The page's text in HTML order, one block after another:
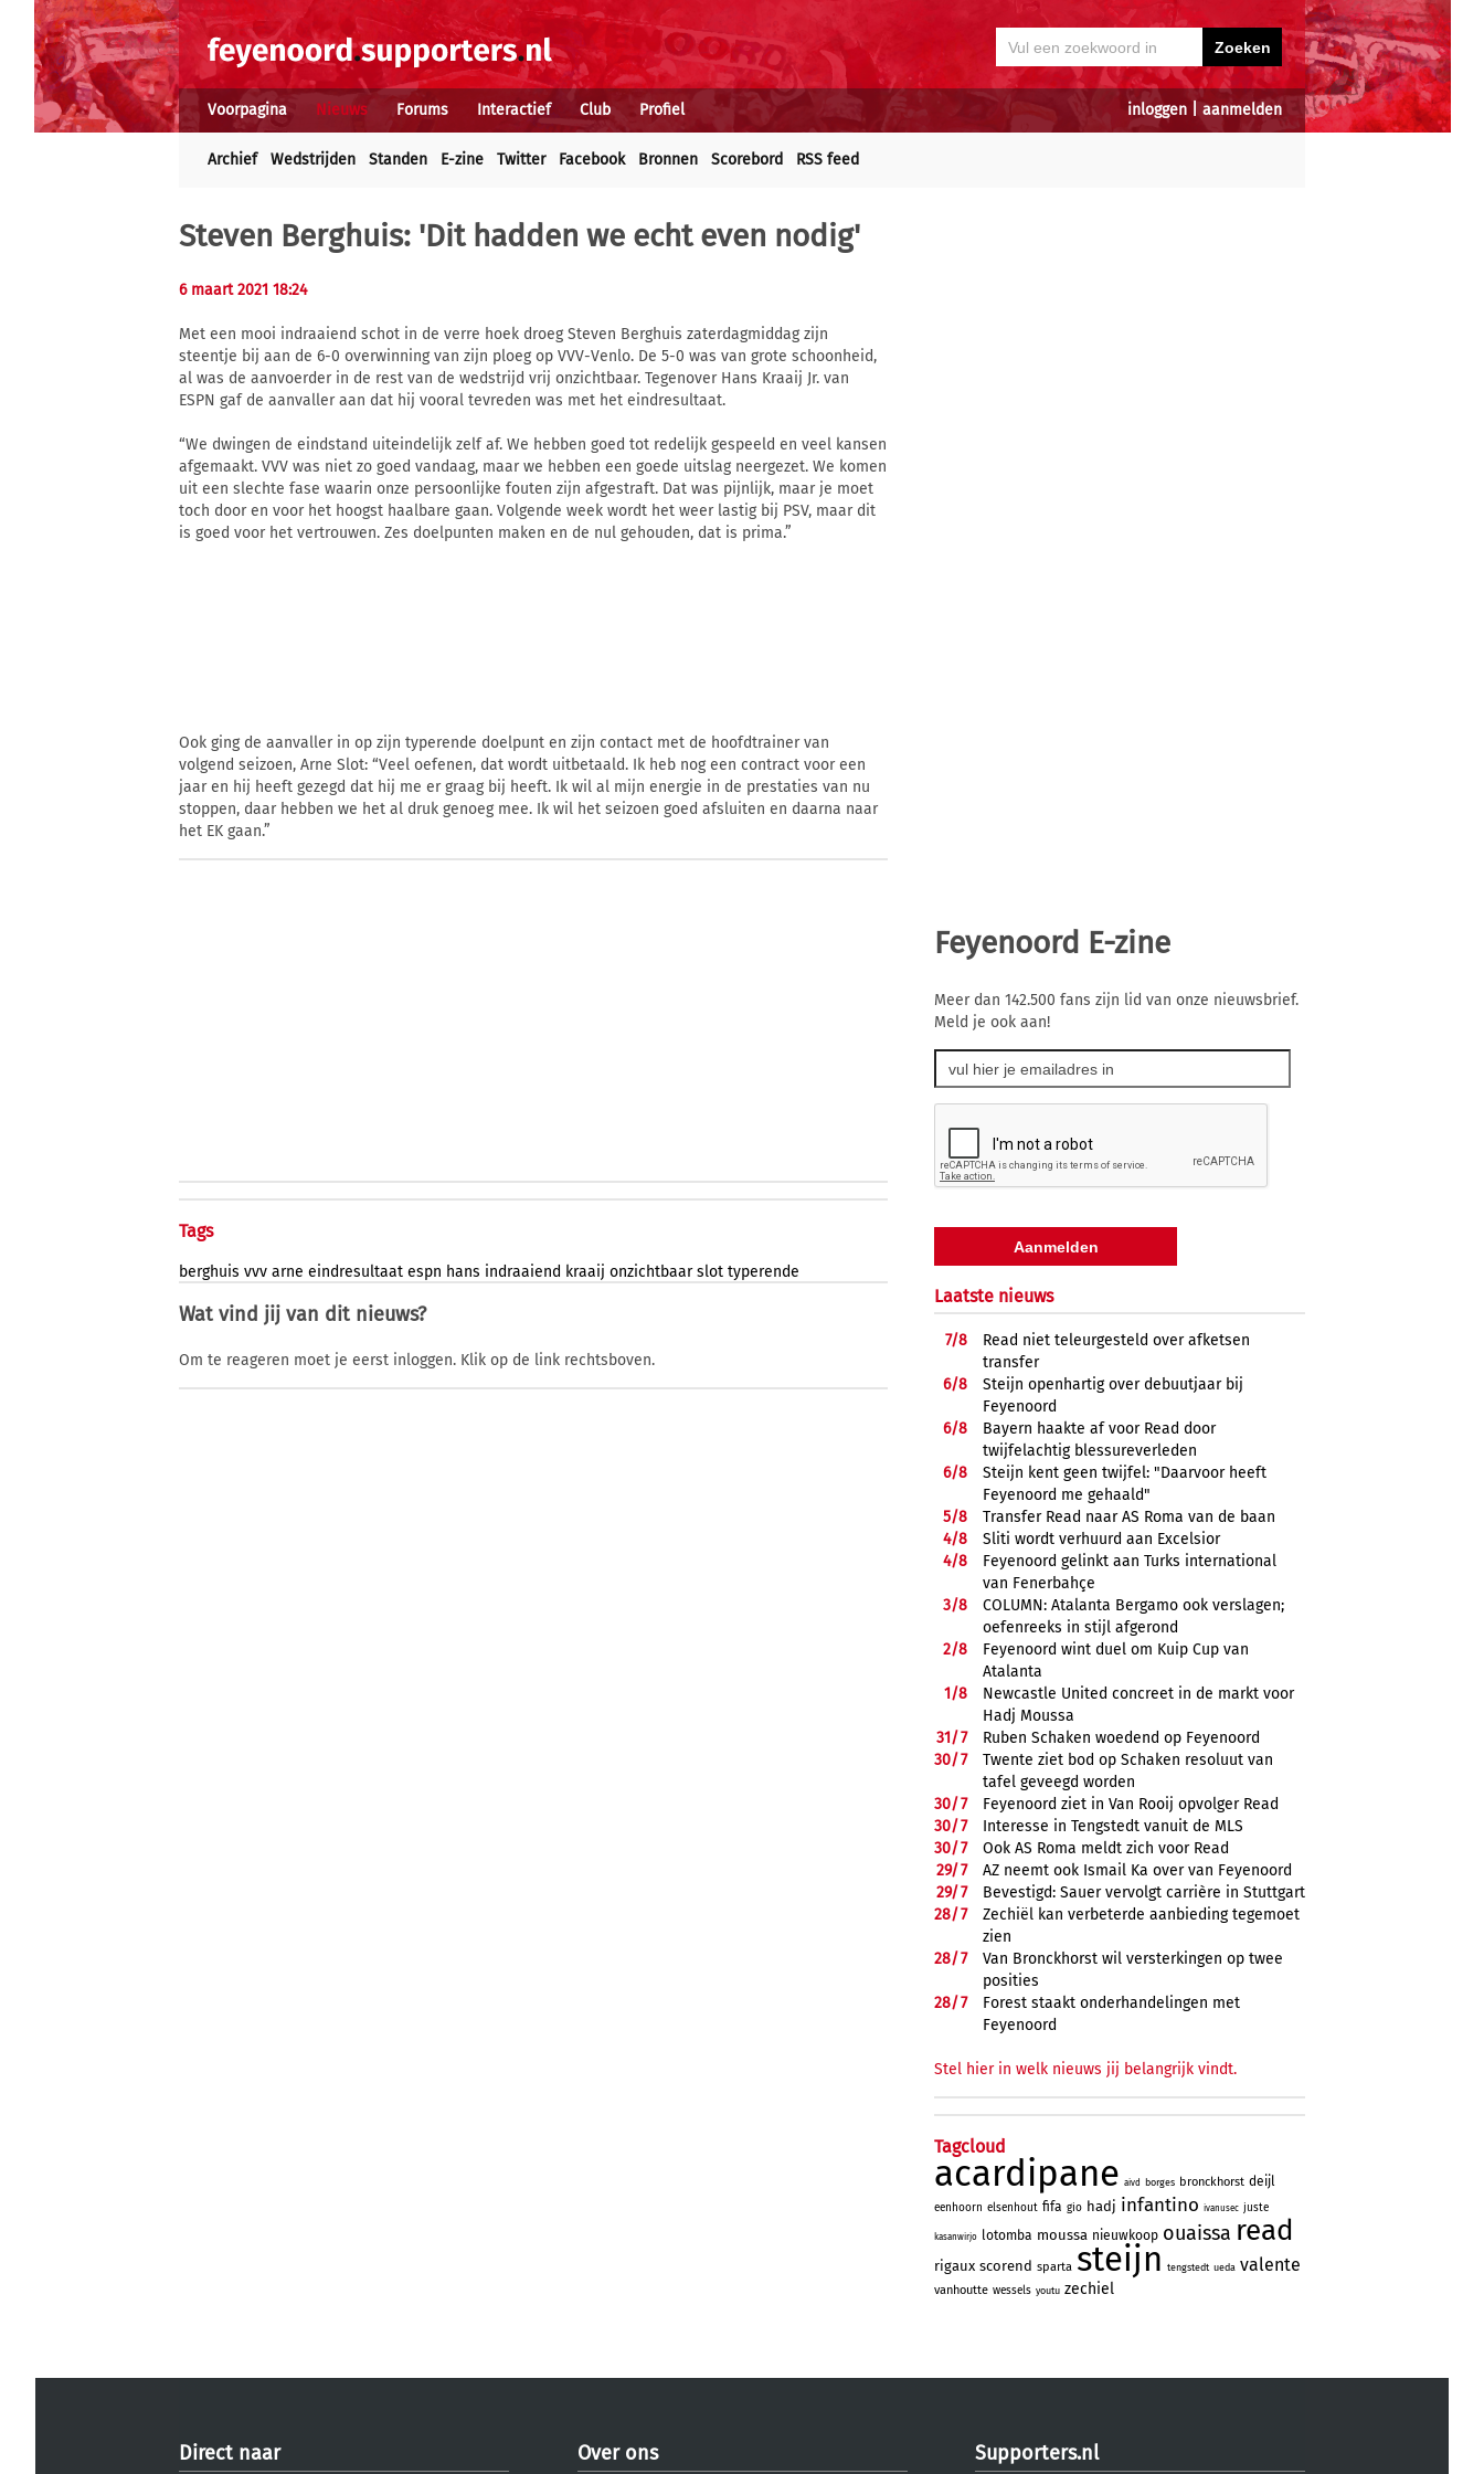
inloggen aanmelden
Voorpagina Nieuws Forums Interactief Club Profiel
Archief Wedstrijden Standen E-zine Twitter Facebook Bronnen Scorebord RSS feed
Steven Berghuis: 'Dit hadden we echt even nodig'
6 maart 2021 18:24
Met een mooi indraaiend schot in de verre hoek droeg Steven Berghuis zaterdagmiddag zijn
steentje bij aan de 6-0 overwinning van zijn ploeg op VVV-Venlo. De 5-0 was van grote schoonheid,
al was de aanvoerder in de rest van de wedstrijd vrij onzichtbaar. Tegenover Hans Kraaij Jr. van
ESPN gaf de aanvaller aan dat hij vooral tevreden was met het eindresultaat.
“We dwingen de eindstand uiteindelijk zelf af. We hebben goed tot redelijk gespeeld en veel kansen
afgemaakt. VVV was niet zo goed vandaag, maar we hebben een goede uitslag neergezet. We komen
uit een slechte fase waarin onze persoonlijke fouten zijn afgestraft. Dat was pijnlijk, maar je moet
toch door en voor het hoogst haalbare gaan. Volgende week wordt het weer lastig bij PSV, maar dit
is goed voor het vertrouwen. Zes doelpunten maken en de nul gehouden, dat is prima.”
Ook ging de aanvaller in op zijn typerende doelpunt en zijn contact met de hoofdtrainer van
volgend seizoen, Arne Slot: “Veel oefenen, dat wordt uitbetaald. Ik heb nog een contract voor een
jaar en hij heeft gezegd dat hij me er graag bij heeft. Ik wil al mijn energie in de prestaties van nu
stoppen, daar hebben we het al druk genoeg mee. Ik wil het seizoen goed afsluiten en daarna naar
het EK gaan.”
Tags
berghuis vvv arne eindresultaat espn hans indraaiend kraaij onzichtbaar slot typerende
Wat vind jij van dit nieuws?
Om te reageren moet je eerst inloggen. Klik op de link rechtsboven.
Feyenoord E-zine
Meer dan 142.500 fans zijn lid van onze nieuwsbrief.
Meld je ook aan!
Laatste nieuws
7/8
Read niet teleurgesteld over afketsen
transfer
6/8
Steijn openhartig over debuutjaar bij
Feyenoord
6/8
Bayern haakte af voor Read door
twijfelachtig blessureverleden
6/8
Steijn kent geen twijfel: "Daarvoor heeft
Feyenoord me gehaald"
5/8
Transfer Read naar AS Roma van de baan
4/8
Sliti wordt verhuurd aan Excelsior
4/8
Feyenoord gelinkt aan Turks international
van Fenerbahçe
3/8
COLUMN: Atalanta Bergamo ook verslagen;
oefenreeks in stijl afgerond
2/8
Feyenoord wint duel om Kuip Cup van
Atalanta
1/8
Newcastle United concreet in de markt voor
Hadj Moussa
31/7
Ruben Schaken woedend op Feyenoord
30/7
Twente ziet bod op Schaken resoluut van
tafel geveegd worden
30/7
Feyenoord ziet in Van Rooij opvolger Read
30/7
Interesse in Tengstedt vanuit de MLS
30/7
Ook AS Roma meldt zich voor Read
29/7
AZ neemt ook Ismail Ka over van Feyenoord
29/7
Bevestigd: Sauer vervolgt carrière in Stuttgart
28/7
Zechiël kan verbeterde aanbieding tegemoet
zien
28/7
Van Bronckhorst wil versterkingen op twee
posities
28/7
Forest staakt onderhandelingen met
Feyenoord
Stel hier in welk nieuws jij belangrijk vindt.
Tagcloud
acardipane aivd borges bronckhorst deijl
eenhoorn elsenhout fifa gio hadj infantino ivanusec juste
kasanwirjo lotomba moussa nieuwkoop ouaissa read
rigaux scorend sparta steijn tengstedt ueda valente
vanhoutte wessels youtu zechiel
Direct naar Over ons Supporters.nl